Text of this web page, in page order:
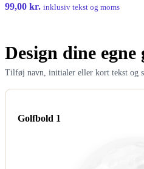
99,00 kr. inklusiv tekst og moms
Design dine egne
Tilføj navn, initialer eller kort tekst og
Golfbold 1